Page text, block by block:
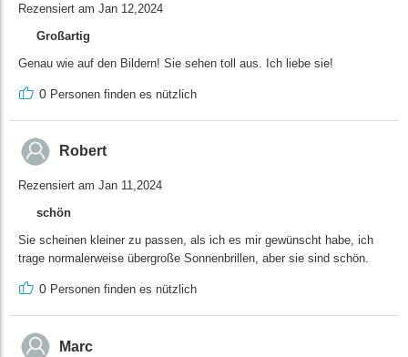
Rezensiert am Jan 12,2024
Großartig
Genau wie auf den Bildern! Sie sehen toll aus. Ich liebe sie!
0 Personen finden es nützlich
Robert
Rezensiert am Jan 11,2024
schön
Sie scheinen kleiner zu passen, als ich es mir gewünscht habe, ich
trage normalerweise übergroße Sonnenbrillen, aber sie sind schön.
0 Personen finden es nützlich
Marc